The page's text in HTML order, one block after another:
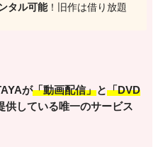
タル可能！旧作は借り放題
が「動画配信」と「DVD
供している唯一のサービス